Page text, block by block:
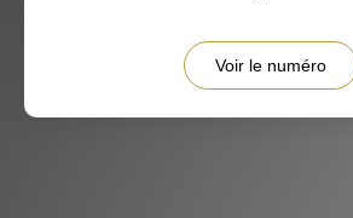
Voir le numéro